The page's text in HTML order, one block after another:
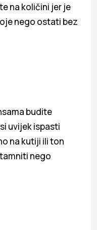
na količini jer je
nego ostati bez
budite
uvijek ispasti
na kutiji ili ton
nego